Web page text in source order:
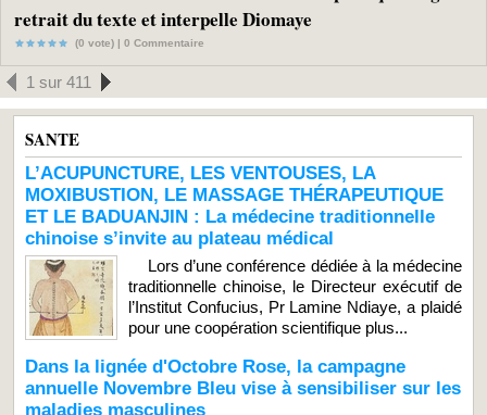
retrait du texte et interpelle Diomaye
(0 vote) | 0 Commentaire
1 sur 411
SANTE
L’ACUPUNCTURE, LES VENTOUSES, LA
MOXIBUSTION, LE MASSAGE THÉRAPEUTIQUE
ET LE BADUANJIN : La médecine traditionnelle
chinoise s’invite au plateau médical
Lors d’une conférence dédiée à la médecine
traditionnelle chinoise, le Directeur exécutif de
l’Institut Confucius, Pr Lamine Ndiaye, a plaidé
pour une coopération scientifique plus...
Dans la lignée d'Octobre Rose, la campagne
annuelle Novembre Bleu vise à sensibiliser sur les
maladies masculines